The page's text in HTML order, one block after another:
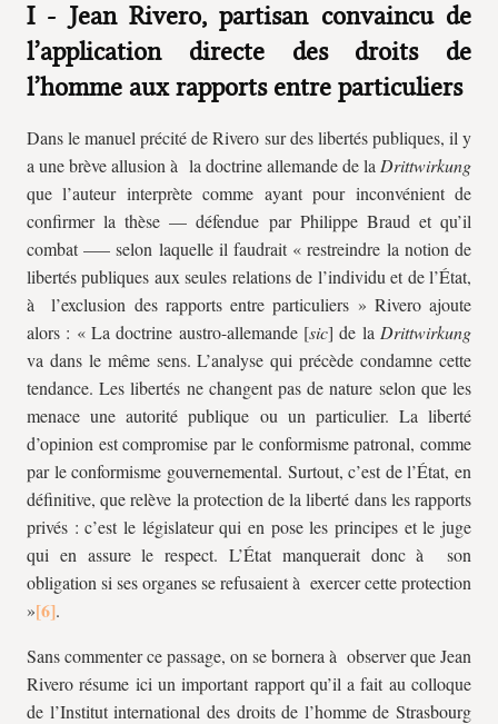
I - Jean Rivero, partisan convaincu de
l’application directe des droits de
l’homme aux rapports entre particuliers
Dans le manuel précité de Rivero sur des libertés publiques, il y
a une brève allusion à la doctrine allemande de la Drittwirkung
que l’auteur interprète comme ayant pour inconvénient de
confirmer la thèse — défendue par Philippe Braud et qu’il
combat —– selon laquelle il faudrait « restreindre la notion de
libertés publiques aux seules relations de l’individu et de l’État,
à l’exclusion des rapports entre particuliers » Rivero ajoute
alors : « La doctrine austro-allemande [sic] de la Drittwirkung
va dans le même sens. L’analyse qui précède condamne cette
tendance. Les libertés ne changent pas de nature selon que les
menace une autorité publique ou un particulier. La liberté
d’opinion est compromise par le conformisme patronal, comme
par le conformisme gouvernemental. Surtout, c’est de l’État, en
définitive, que relève la protection de la liberté dans les rapports
privés : c’est le législateur qui en pose les principes et le juge
qui en assure le respect. L’État manquerait donc à son
obligation si ses organes se refusaient à exercer cette protection
»
.
Sans commenter ce passage, on se bornera à observer que Jean
Rivero résume ici un important rapport qu’il a fait au colloque
de l’Institut international des droits de l’homme de Strasbourg